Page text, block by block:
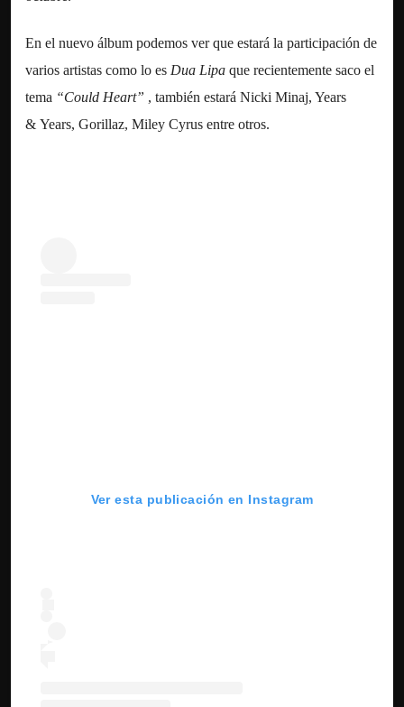
En el nuevo álbum podemos ver que estará la participación de
varios artistas como lo es Dua Lipa que recientemente saco el
tema “Could Heart” , también estará Nicki Minaj, Years
& Years, Gorillaz, Miley Cyrus entre otros.
Ver esta publicación en Instagram